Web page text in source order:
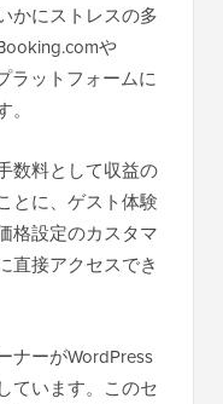
かにストレスの多
や
ラットフォームに
数料として収益の
とに、ゲスト体験
格設定のカスタマ
直接アクセスでき
ナーがWordPress
ています。このセ